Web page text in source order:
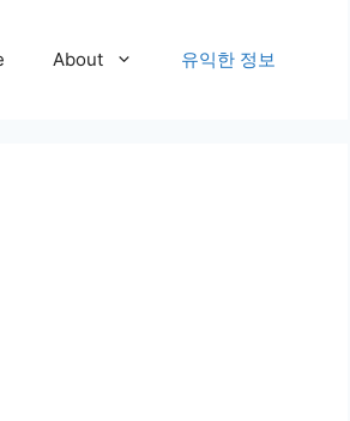
About 유익한 정보